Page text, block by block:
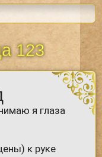
123
я глаза
к руке